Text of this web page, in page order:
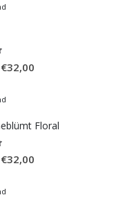
€32,00
Floral
€32,00